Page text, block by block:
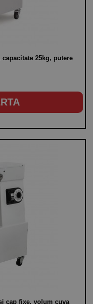
25kg, putere
cap fixe, volum cuva